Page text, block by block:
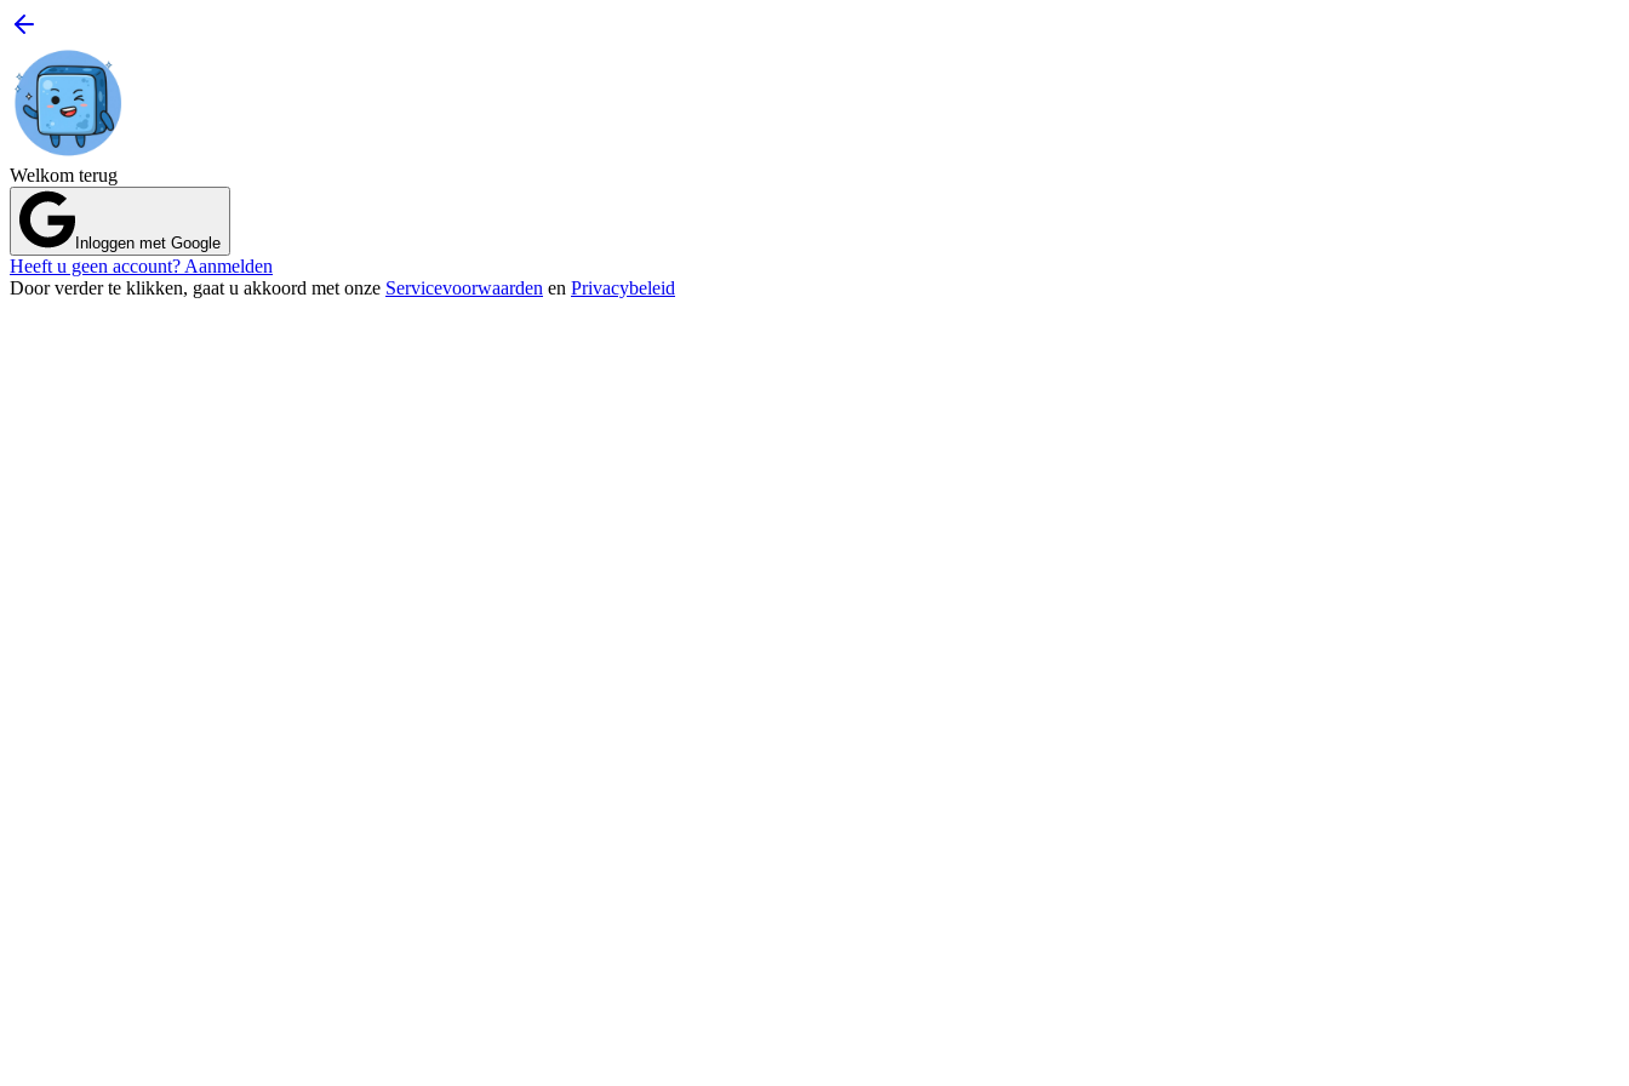
Welkom terug
Inloggen met Google
Heeft u geen account? Aanmelden
Door verder te klikken, gaat u akkoord met onze Servicevoorwaarden en Privacybeleid